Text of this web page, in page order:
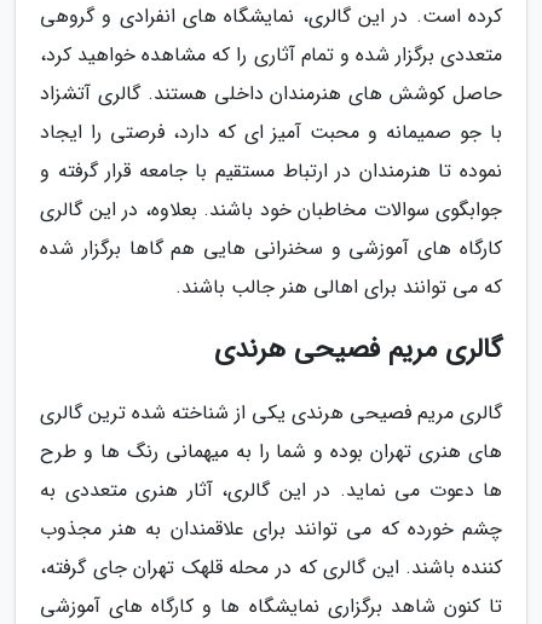
کرده است. در این گالری، نمایشگاه های انفرادی و گروهی
متعددی برگزار شده و تمام آثاری را که مشاهده خواهید کرد،
حاصل کوشش های هنرمندان داخلی هستند. گالری آتشزاد
با جو صمیمانه و محبت آمیز ای که دارد، فرصتی را ایجاد
نموده تا هنرمندان در ارتباط مستقیم با جامعه قرار گرفته و
جوابگوی سوالات مخاطبان خود باشند. بعلاوه، در این گالری
کارگاه های آموزشی و سخنرانی هایی هم گاها برگزار شده
که می توانند برای اهالی هنر جالب باشند.
گالری مریم فصیحی هرندی
گالری مریم فصیحی هرندی یکی از شناخته شده ترین گالری
های هنری تهران بوده و شما را به میهمانی رنگ ها و طرح
ها دعوت می نماید. در این گالری، آثار هنری متعددی به
چشم خورده که می توانند برای علاقمندان به هنر مجذوب
کننده باشند. این گالری که در محله قلهک تهران جای گرفته،
تا کنون شاهد برگزاری نمایشگاه ها و کارگاه های آموزشی